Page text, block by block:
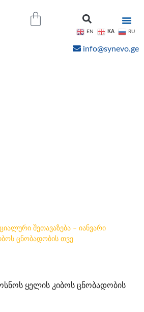
info@synevo.ge
შეთავაზება – იანვარი
ცნობადობის თვე
ყელის კიბოს ცნობადობის
EN KA RU